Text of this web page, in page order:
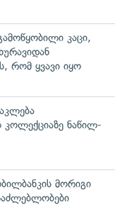
კაცი,
რომ ყვავი იყო
ნაწილ-
მორიგი